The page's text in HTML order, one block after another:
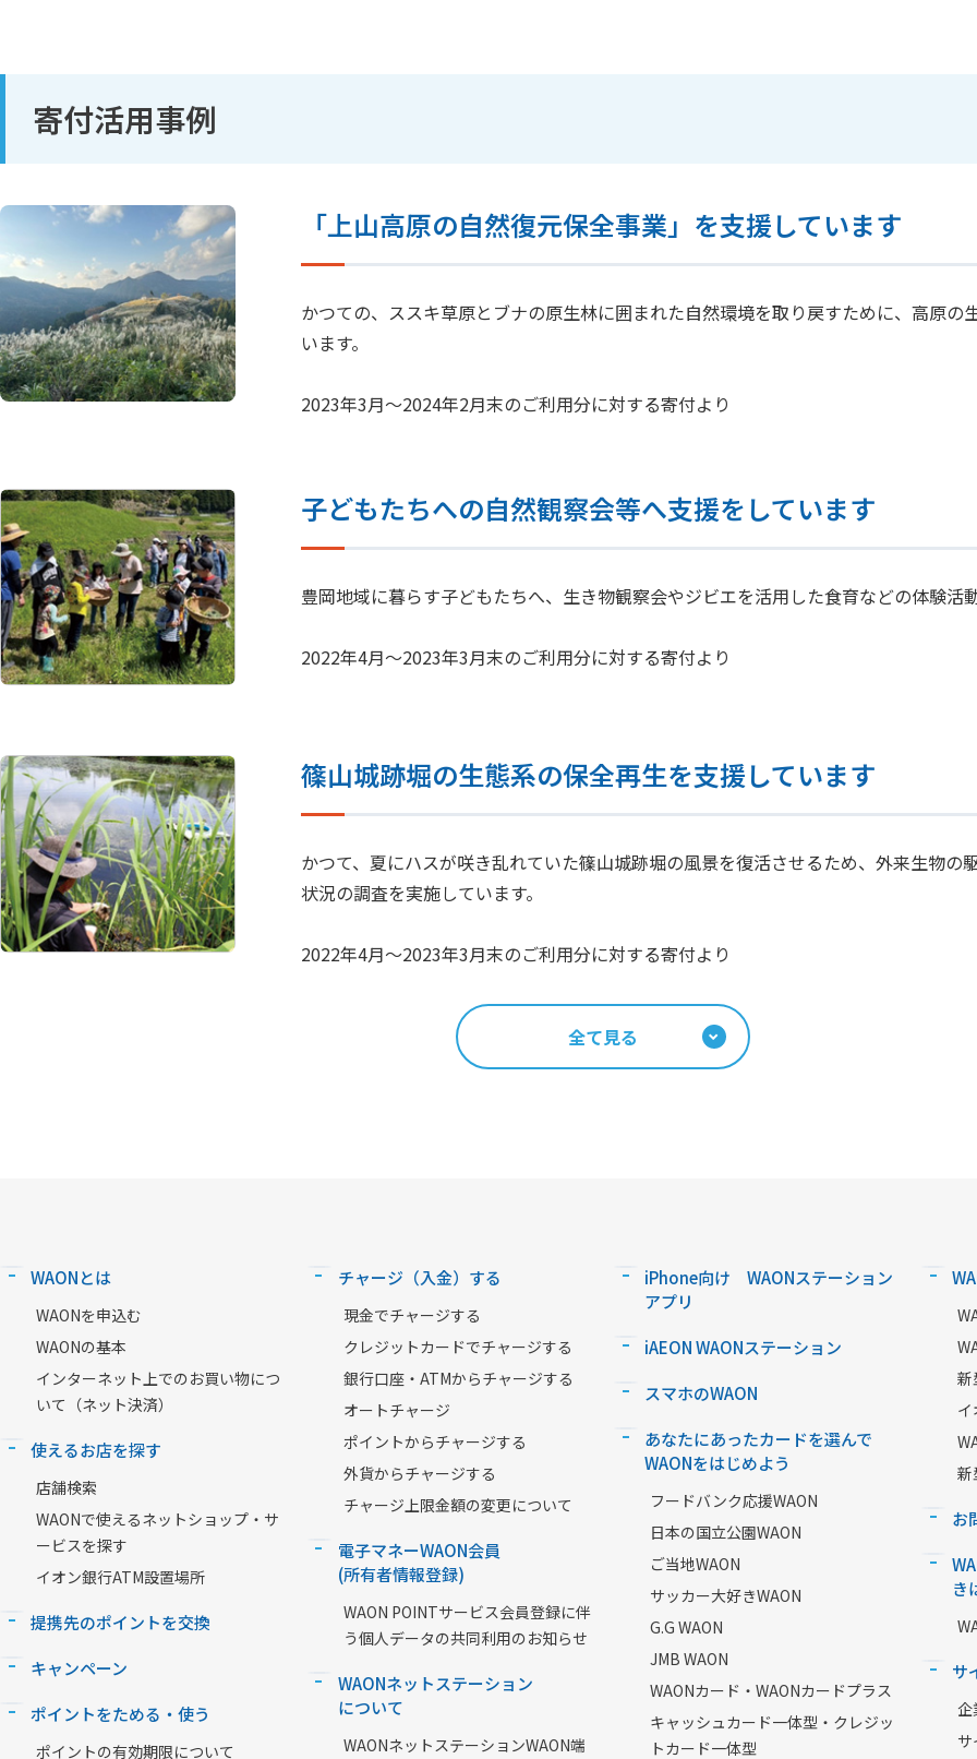
寄付活用事例
「上山高原の自然復元保全事業」を支援しています
かつての、ススキ草原とブナの原生林に囲まれた自然環境を取り戻すために、高原の
います。
2023年3月～2024年2月末のご利用分に対する寄付より
子どもたちへの自然観察会等へ支援をしています
豊岡地域に暮らす子どもたちへ、生き物観察会やジビエを活用した食育などの体験活
2022年4月～2023年3月末のご利用分に対する寄付より
篠山城跡堀の生態系の保全再生を支援しています
かつて、夏にハスが咲き乱れていた篠山城跡堀の風景を復活させるため、外来生物の
状況の調査を実施しています。
2022年4月～2023年3月末のご利用分に対する寄付より
全て見る
WAONとは
WAONを申込む
WAONの基本
インターネット上でのお買い物につ
いて（ネット決済）
使えるお店を探す
店舗検索
WAONで使えるネットショップ・サ
ービスを探す
イオン銀行ATM設置場所
提携先のポイントを交換
キャンペーン
ポイントをためる・使う
ポイントの有効期限について
チャージ（入金）する
現金でチャージする
クレジットカードでチャージする
銀行口座・ATMからチャージする
オートチャージ
ポイントからチャージする
外貨からチャージする
チャージ上限金額の変更について
電子マネーWAON会員
(所有者情報登録)
WAON POINTサービス会員登録に伴
う個人データの共同利用のお知らせ
WAONネットステーション
について
WAONネットステーションWAON端
iPhone向け WAONステーション
アプリ
iAEON WAONステーション
スマホのWAON
あなたにあったカードを選んで
WAONをはじめよう
フードバンク応援WAON
日本の国立公園WAON
ご当地WAON
サッカー大好きWAON
G.G WAON
JMB WAON
WAONカード・WAONカードプラス
キャッシュカード一体型・クレジッ
トカード一体型
新
イ
新
お
き
サ
企